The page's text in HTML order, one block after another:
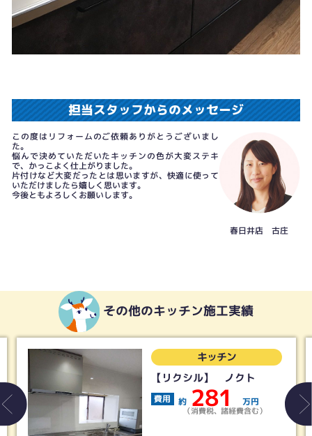
担当スタッフからのメッセージ
この度はリフォームのご依頼ありがとうございまし
た。
悩んで決めていただいたキッチンの色が大変ステキ
で、かっこよく仕上がりました。
片付けなど大変だったとは思いますが、快適に使って
いただけましたら嬉しく思います。
今後ともよろしくお願いします。
春日井店 古庄
その他のキッチン施工実績
キッチン
【リクシル】 ノクト
費用 281 万円
（消費税、諸経費含む）